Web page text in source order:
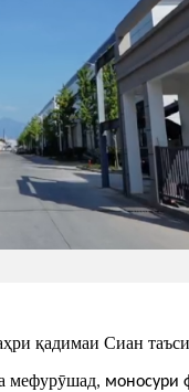
қадимаи Сиан
мефурӯшад, моносури